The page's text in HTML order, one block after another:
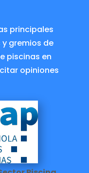
principales
gremios de
piscinas en
opiniones